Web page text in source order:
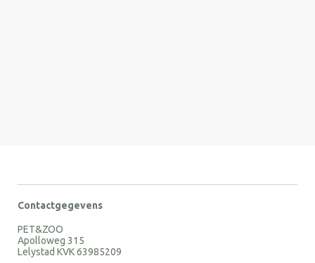
Contactgegevens
PET&ZOO
Apolloweg 315
Lelystad KVK 63985209